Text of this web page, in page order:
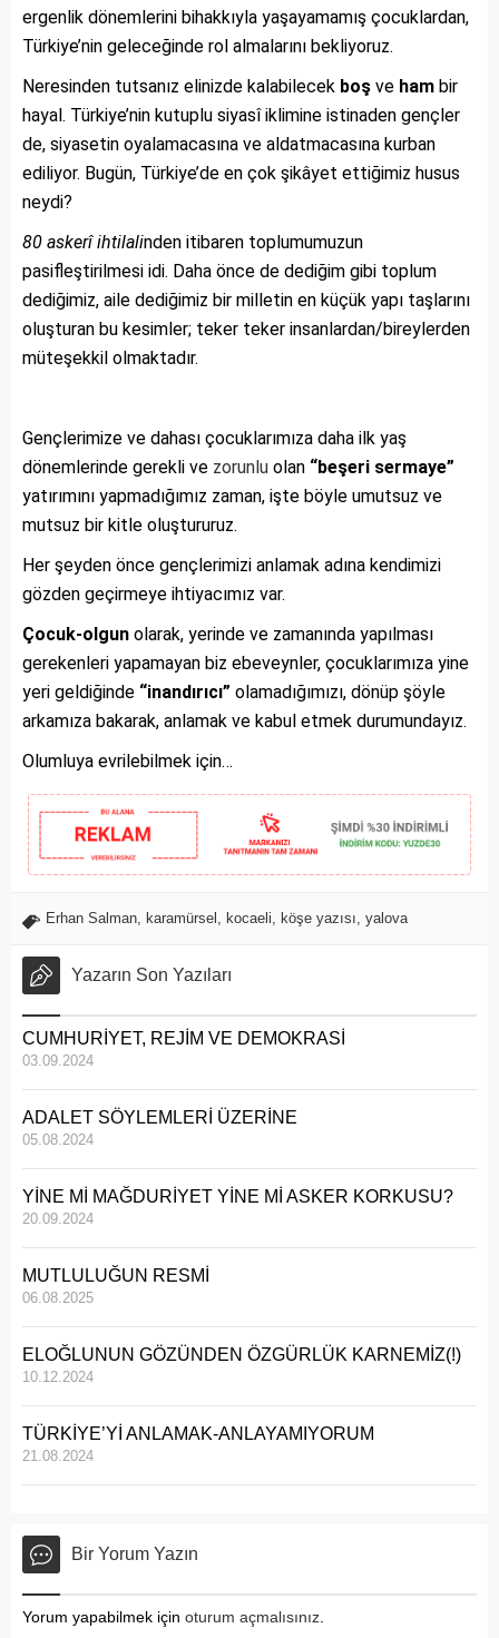
ergenlik dönemlerini bihakkıyla yaşayamamış çocuklardan,
Türkiye’nin geleceğinde rol almalarını bekliyoruz.
Neresinden tutsanız elinizde kalabilecek boş ve ham bir
hayal. Türkiye’nin kutuplu siyasî iklimine istinaden gençler
de, siyasetin oyalamacasına ve aldatmacasına kurban
ediliyor. Bugün, Türkiye’de en çok şikâyet ettiğimiz husus
neydi?
80 askerî ihtilalinden itibaren toplumumuzun
pasifleştirilmesi idi. Daha önce de dediğim gibi toplum
dediğimiz, aile dediğimiz bir milletin en küçük yapı taşlarını
oluşturan bu kesimler; teker teker insanlardan/bireylerden
müteşekkil olmaktadır.
Gençlerimize ve dahası çocuklarımıza daha ilk yaş
dönemlerinde gerekli ve zorunlu olan “beşeri sermaye”
yatırımını yapmadığımız zaman, işte böyle umutsuz ve
mutsuz bir kitle oluştururuz.
Her şeyden önce gençlerimizi anlamak adına kendimizi
gözden geçirmeye ihtiyacımız var.
Çocuk-olgun olarak, yerinde ve zamanında yapılması
gerekenleri yapamayan biz ebeveynler, çocuklarımıza yine
yeri geldiğinde “inandırıcı” olamadığımızı, dönüp şöyle
arkamıza bakarak, anlamak ve kabul etmek durumundayız.
Olumluya evrilebilmek için…
Erhan Salman karamürsel kocaeli köşe yazısı yalova
Yazarın Son Yazıları
CUMHURİYET, REJİM VE DEMOKRASİ
03.09.2024
ADALET SÖYLEMLERİ ÜZERİNE
05.08.2024
YİNE Mİ MAĞDURİYET YİNE Mİ ASKER KORKUSU?
20.09.2024
MUTLULUĞUN RESMİ
06.08.2025
ELOĞLUNUN GÖZÜNDEN ÖZGÜRLÜK KARNEMİZ(!)
10.12.2024
TÜRKİYE’Yİ ANLAMAK-ANLAYAMIYORUM
21.08.2024
Bir Yorum Yazın
Yorum yapabilmek için oturum açmalısınız